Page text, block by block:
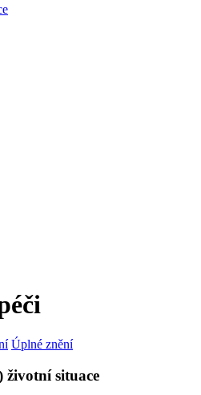
Úplné znění
životní situace